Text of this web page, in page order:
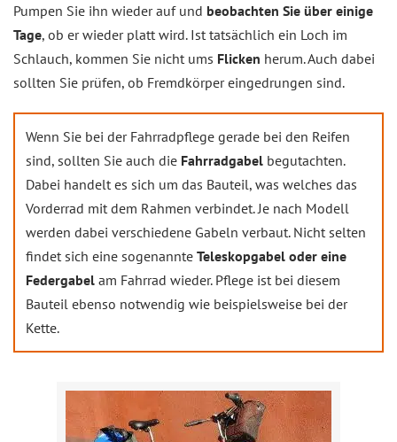
Pumpen Sie ihn wieder auf und beobachten Sie über einige
Tage, ob er wieder platt wird. Ist tatsächlich ein Loch im
Schlauch, kommen Sie nicht ums Flicken herum. Auch dabei
sollten Sie prüfen, ob Fremdkörper eingedrungen sind.
Wenn Sie bei der Fahrradpflege gerade bei den Reifen
sind, sollten Sie auch die Fahrradgabel begutachten.
Dabei handelt es sich um das Bauteil, was welches das
Vorderrad mit dem Rahmen verbindet. Je nach Modell
werden dabei verschiedene Gabeln verbaut. Nicht selten
findet sich eine sogenannte Teleskopgabel oder eine
Federgabel am Fahrrad wieder. Pflege ist bei diesem
Bauteil ebenso notwendig wie beispielsweise bei der
Kette.